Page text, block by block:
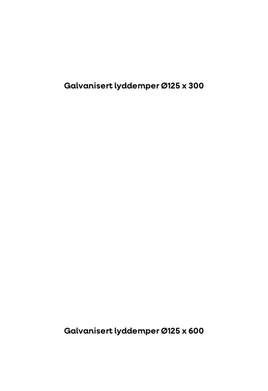
Galvanisert lyddemper Ø125 x 300
Galvanisert lyddemper Ø125 x 600